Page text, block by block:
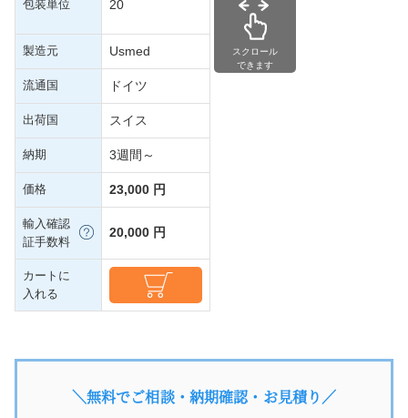
包装単位 20
製造元 Usmed
流通国 ドイツ
出荷国 スイス
納期 3週間～
価格 23,000 円
輸入確認
証手数料
20,000 円
カートに
入れる
スクロール
できます
＼無料でご相談・納期確認・お見積り／